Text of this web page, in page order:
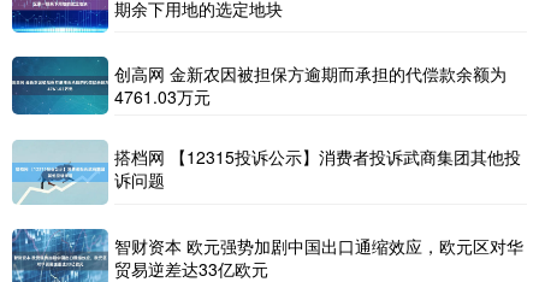
期余下用地的选定地块
创高网 金新农因被担保方逾期而承担的代偿款余额为
4761.03万元
搭档网 【12315投诉公示】消费者投诉武商集团其他投
诉问题
智财资本 欧元强势加剧中国出口通缩效应，欧元区对华
贸易逆差达33亿欧元